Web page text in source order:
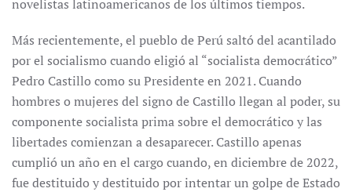
novelistas latinoamericanos de los últimos tiempos.
Más recientemente, el pueblo de Perú saltó del acantilado
por el socialismo cuando eligió al “socialista democrático”
Pedro Castillo como su Presidente en 2021. Cuando
hombres o mujeres del signo de Castillo llegan al poder, su
componente socialista prima sobre el democrático y las
libertades comienzan a desaparecer. Castillo apenas
cumplió un año en el cargo cuando, en diciembre de 2022,
fue destituido y destituido por intentar un golpe de Estado